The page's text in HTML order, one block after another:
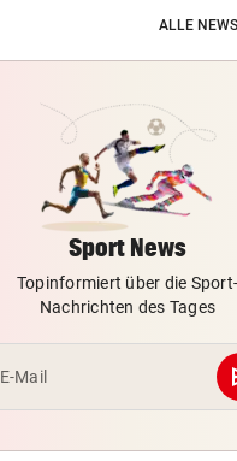
ALLE
Sport News
Topinformiert über die Sport-
Nachrichten des Tages
E-Mail